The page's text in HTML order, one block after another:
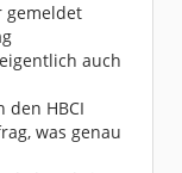
gemeldet
auch
den HBCI
was genau